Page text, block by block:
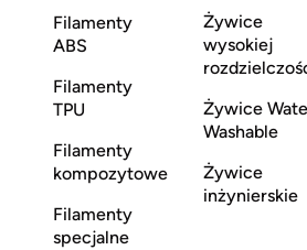
Filamenty
ABS
Filamenty
TPU
Filamenty
kompozytowe
Filamenty
specjalne
Żywice
wysokiej
Żywice
Washable
Żywice
inżynierskie